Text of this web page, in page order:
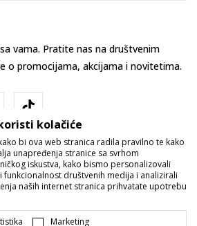
vama. Pratite nas na društvenim
o promocijama, akcijama i novitetima.
Promijenite
kolačiće
bi ova web stranica radila pravilno te kako
unapređenja stranice sa svrhom
iskustva, kako bismo personalizovali
funkcionalnost društvenih medija i analizirali
naših internet stranica prihvatate upotrebu
Marketing